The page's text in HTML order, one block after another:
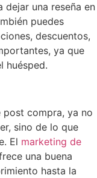
dejar una reseña en
puedes
descuentos,
ya que
huésped.
post compra, ya no
sino de lo que
El marketing de
una buena
hasta la